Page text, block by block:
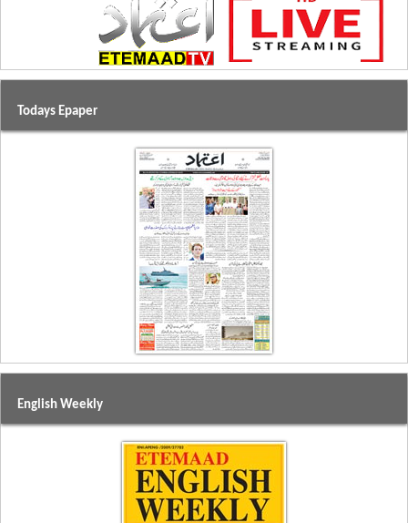
Todays Epaper
English Weekly